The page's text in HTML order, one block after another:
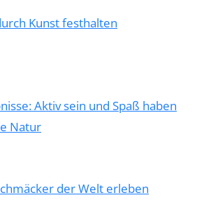
Kunst festhalten
Aktiv sein und Spaß haben
Natur
der Welt erleben